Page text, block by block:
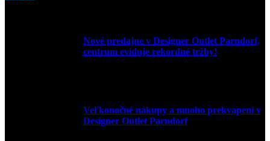
Nové predajne v Designer Outlet Parndorf,
centrum eviduje rekordné tržby!
Veľkonočné nákupy a mnoho prekvapení v
Designer Outlet Parndorf